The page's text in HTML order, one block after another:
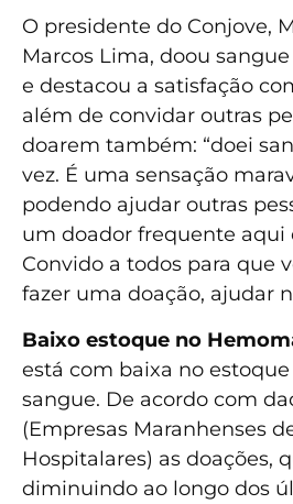
O presidente do Conjove,
Marcos Lima, doou
e destacou a satisfação
além de convidar outras
doarem também: “doei
vez. É uma sensação
podendo ajudar outras
um doador frequente aqui
Convido a todos para que
fazer uma doação, ajudar
Baixo estoque no
está com baixa no
sangue. De acordo com
(Empresas Maranhenses
Hospitalares) as doações,
diminuindo ao longo dos